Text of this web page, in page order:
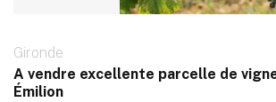
Gironde
A vendre excellente parcelle de
Émilion